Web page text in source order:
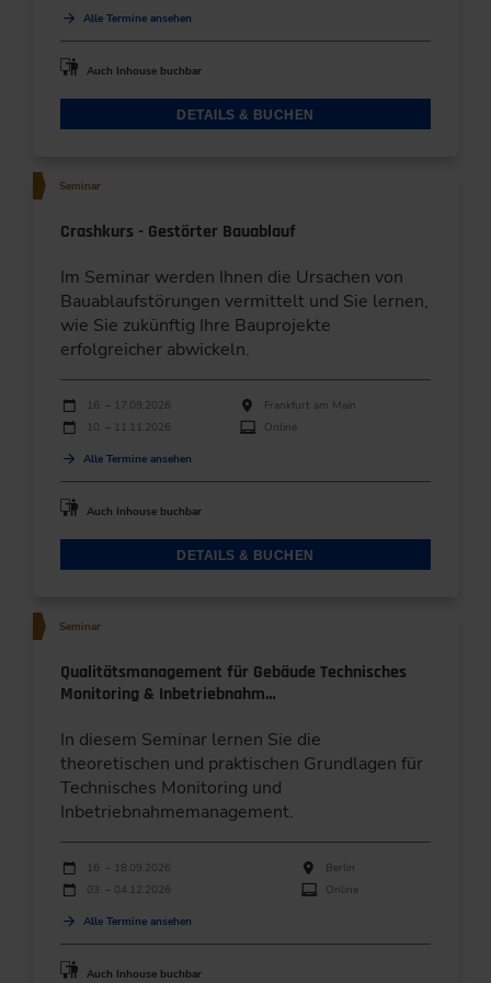
Alle Termine ansehen
Auch Inhouse buchbar
DETAILS & BUCHEN
Seminar
Crashkurs - Gestörter Bauablauf
Im Seminar werden Ihnen die Ursachen von
Bauablaufstörungen vermittelt und Sie lernen,
wie Sie zukünftig Ihre Bauprojekte
erfolgreicher abwickeln.
Durchführungen
Veranstaltungsdatum Veranstaltungsort
16. – 17.09.2026
Frankfurt am Main
10. – 11.11.2026
Online
Alle Termine ansehen
Auch Inhouse buchbar
DETAILS & BUCHEN
Seminar
Qualitätsmanagement für Gebäude Technisches
Monitoring & Inbetriebnahm…
In diesem Seminar lernen Sie die
theoretischen und praktischen Grundlagen für
Technisches Monitoring und
Inbetriebnahmemanagement.
Durchführungen
Veranstaltungsdatum
16. – 18.09.2026
Berlin
03. – 04.12.2026
Online
Alle Termine ansehen
Auch Inhouse buchbar